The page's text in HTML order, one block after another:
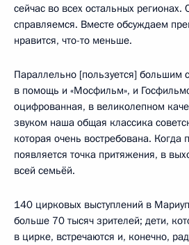
сейчас во всех остальных
справляемся. Вместе обсуждаем
нравится, что-то меньше.
Параллельно [пользуется] большим
в помощь и «Мосфильм», и
оцифрованная, в великолепном
звуком наша общая классика
которая очень востребована. Когда
появляется точка притяжения, в
всей семьёй.
140 цирковых выступлений в
больше 70 тысяч зрителей; дети,
в цирке, встречаются и, конечно,